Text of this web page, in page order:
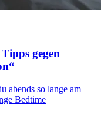
gegen
abends so lange am
Bedtime